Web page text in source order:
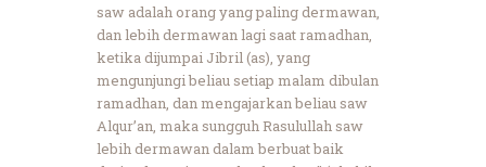
saw adalah orang yang paling dermawan,
dan lebih dermawan lagi saat ramadhan,
ketika dijumpai Jibril (as), yang
mengunjungi beliau setiap malam dibulan
ramadhan, dan mengajarkan beliau saw
Alqur’an, maka sungguh Rasulullah saw
lebih dermawan dalam berbuat baik